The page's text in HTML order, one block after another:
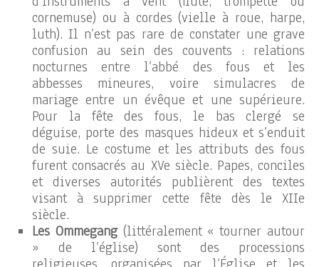
cornemuse) ou à cordes (vielle à roue, harpe,
luth). Il n’est pas rare de constater une grave
confusion au sein des couvents : relations
nocturnes entre l’abbé des fous et les
abbesses mineures, voire simulacres de
mariage entre un évêque et une supérieure.
Pour la fête des fous, le bas clergé se
déguise, porte des masques hideux et s’enduit
de suie. Le costume et les attributs des fous
furent consacrés au XVe siècle. Papes, conciles
et diverses autorités publièrent des textes
visant à supprimer cette fête dès le XIIe
siècle.
Les Ommegang(littéralement « tourner autour
» de l’église) sont des processions